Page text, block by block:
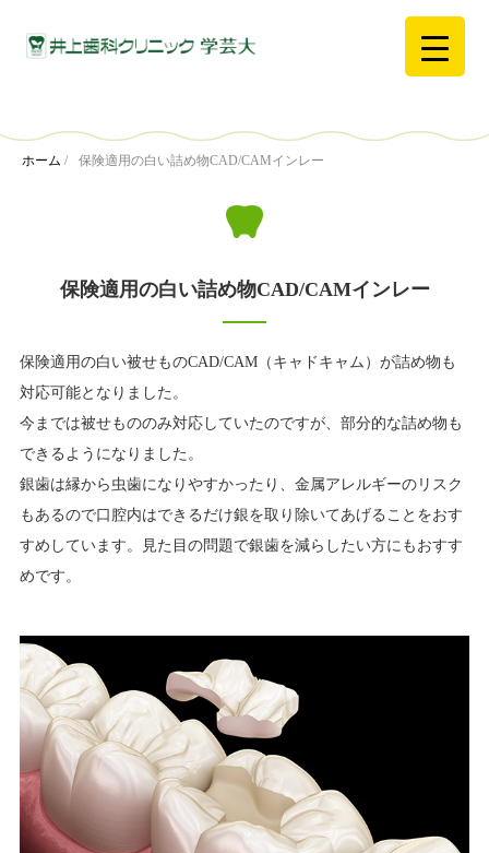
ホーム / 保険適用の白い詰め物CAD/CAMインレー
保険適用の白い詰め物CAD/CAMインレー
保険適用の白い被せものCAD/CAM（キャドキャム）が詰め物も
対応可能となりました。
今までは被せもののみ対応していたのですが、部分的な詰め物も
できるようになりました。
銀歯は縁から虫歯になりやすかったり、金属アレルギーのリスク
もあるので口腔内はできるだけ銀を取り除いてあげることをおす
すめしています。見た目の問題で銀歯を減らしたい方にもおすす
めです。